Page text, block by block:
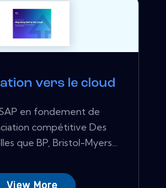
vers le cloud
en fondement de
compétitive Des
que BP, Bristol-Myers...
View More